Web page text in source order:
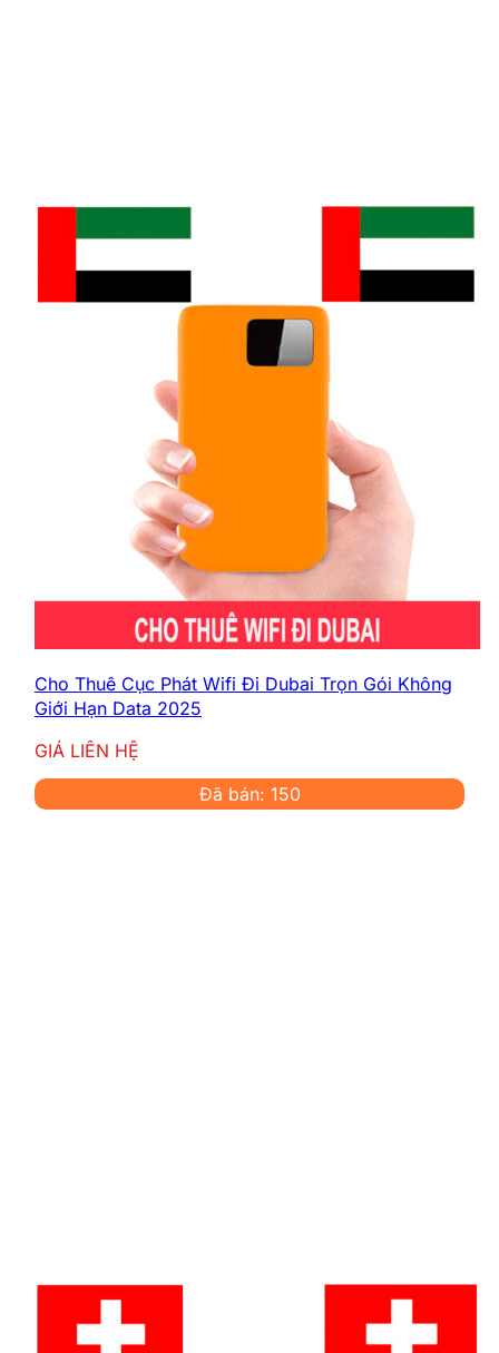
Cho Thuê Cục Phát Wifi Đi Dubai Trọn Gói Không
Giới Hạn Data 2025
GIÁ LIÊN HỆ
Đã bán: 150